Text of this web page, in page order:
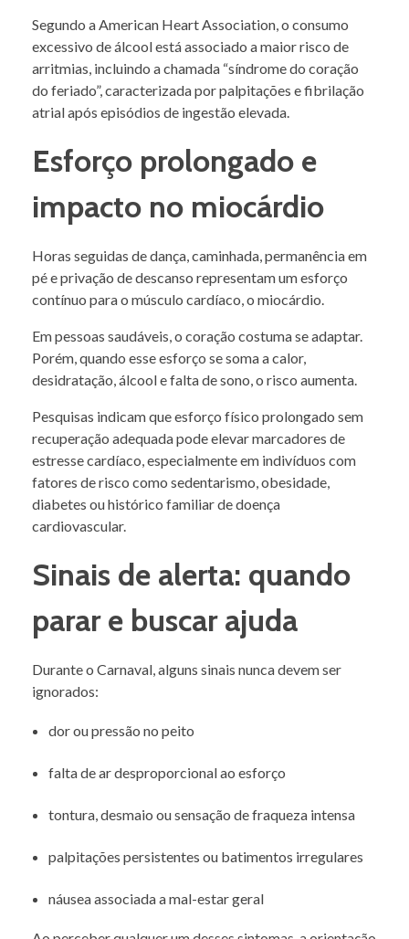
Segundo a American Heart Association, o consumo
excessivo de álcool está associado a maior risco de
arritmias, incluindo a chamada “síndrome do coração
do feriado”, caracterizada por palpitações e fibrilação
atrial após episódios de ingestão elevada.
Esforço prolongado e
impacto no miocárdio
Horas seguidas de dança, caminhada, permanência em
pé e privação de descanso representam um esforço
contínuo para o músculo cardíaco, o miocárdio.
Em pessoas saudáveis, o coração costuma se adaptar.
Porém, quando esse esforço se soma a calor,
desidratação, álcool e falta de sono, o risco aumenta.
Pesquisas indicam que esforço físico prolongado sem
recuperação adequada pode elevar marcadores de
estresse cardíaco, especialmente em indivíduos com
fatores de risco como sedentarismo, obesidade,
diabetes ou histórico familiar de doença
cardiovascular.
Sinais de alerta: quando
parar e buscar ajuda
Durante o Carnaval, alguns sinais nunca devem ser
ignorados:
dor ou pressão no peito
falta de ar desproporcional ao esforço
tontura, desmaio ou sensação de fraqueza intensa
palpitações persistentes ou batimentos irregulares
náusea associada a mal-estar geral